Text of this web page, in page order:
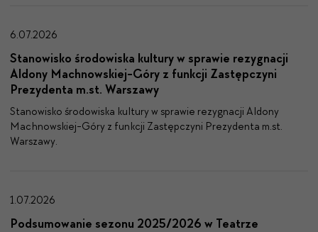
6.07.2026
Stanowisko środowiska kultury w sprawie rezygnacji
Aldony Machnowskiej-Góry z funkcji Zastępczyni
Prezydenta m.st. Warszawy
Stanowisko środowiska kul­tu­ry w spraw­ie rezy­gnacji Aldony
Mach­nowskiej-Góry z funkcji Zastępczyni Prezy­den­ta m.st.
Warsza­wy.
1.07.2026
Podsumowanie sezonu 2025/2026 w Teatrze